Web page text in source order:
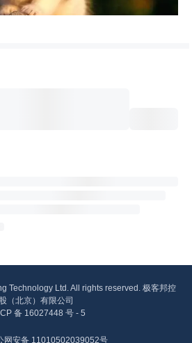
Technology Ltd. All rights reserved. 极客邦控
股（北京）有限公司
备 16027448 号 - 5
网安备 11010502039052号